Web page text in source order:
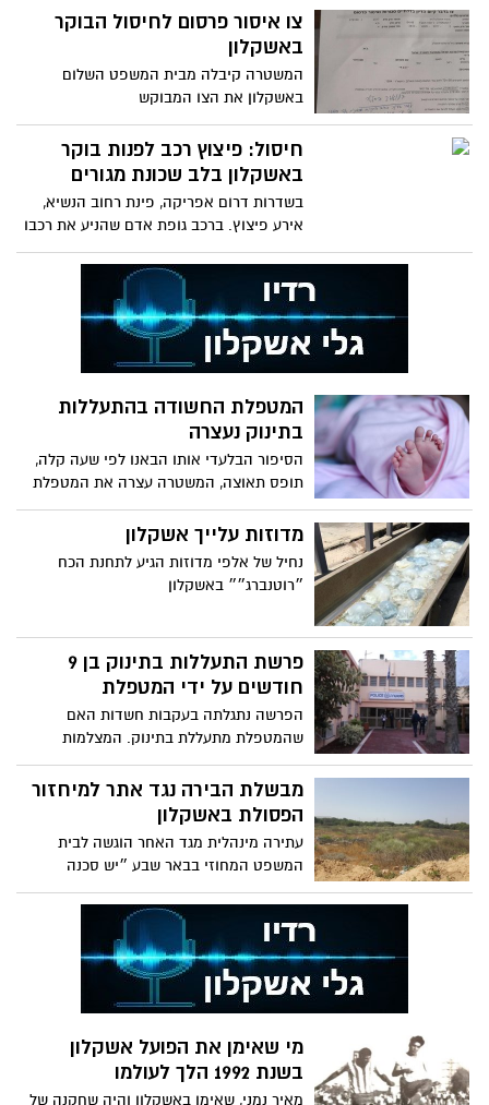
שמעוני
צו איסור פרסום לחיסול הבוקר
באשקלון
המשטרה קיבלה מבית המשפט השלום
באשקלון את הצו המבוקש
חיסול: פיצוץ רכב לפנות בוקר
באשקלון בלב שכונת מגורים
בשדרות דרום אפריקה, פינת רחוב הנשיא,
אירע פיצוץ. ברכב גופת אדם שהניע את רכבו
והתפוצץ
המטפלת החשודה בהתעללות
בתינוק נעצרה
הסיפור הבלעדי אותו הבאנו לפי שעה קלה,
תופס תאוצה, המשטרה עצרה את המטפלת
ומחר תובא להארכת מעצר
מדוזות עלייך אשקלון
נחיל של אלפי מדוזות הגיע לתחנת הכח
״רוטנברג״״ באשקלון
פרשת התעללות בתינוק בן 9
חודשים על ידי המטפלת
הפרשה נתגלתה בעקבות חשדות האם
שהמטפלת מתעללת בתינוק. המצלמות
שבביתה הראו שהיא צדקה. המשטרה:
הנושא בחקירה
מבשלת הבירה נגד אתר למיחזור
הפסולת באשקלון
עתירה מינהלית מגד האחר הוגשה לבית
המשפט המחוזי בבאר שבע ״יש סכנה
למקורות המים״ אומרים במפעל ומוסיפים
שיש סכנה למים שמהווה בסיס לייצור הבירה
במבשלות. התביעה נכד הועדה לתכנון ובניה
באשקלון שאומרת בתגובה ״טרם נתקבלה
החלטה״ בתמונה: האתר לפינוי הפסולת
מי שאימן את הפועל אשקלון
בשנת 1992 הלך לעולמו
מאיר נמני, שאימן באשקלון והיה שחקנה של